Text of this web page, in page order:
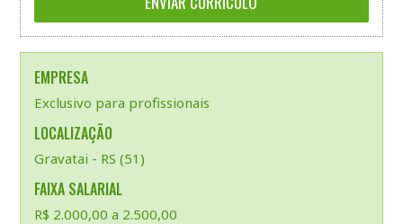
EMPRESA
Exclusivo para profissionais
LOCALIZAÇÃO
Gravatai - RS (51)
FAIXA SALARIAL
R$ 2.000,00 a 2.500,00